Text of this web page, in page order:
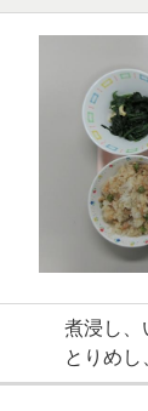
煮浸し、
とりめし